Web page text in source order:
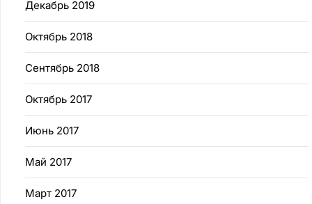
Декабрь 2019
Октябрь 2018
Сентябрь 2018
Октябрь 2017
Июнь 2017
Май 2017
Март 2017